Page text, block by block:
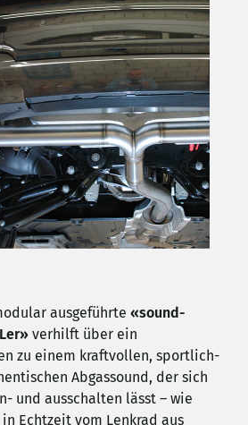
ausgeführte «sound-
verhilft über ein
zu einem kraftvollen, sportlich-
Abgassound, der sich
und ausschalten lässt – wie
Echtzeit vom Lenkrad aus